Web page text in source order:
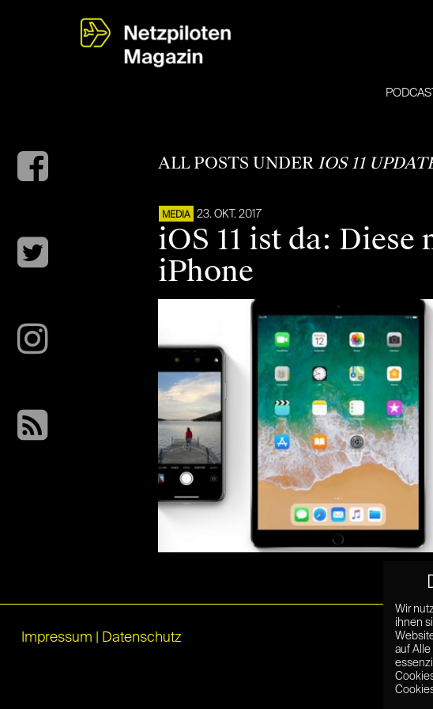
PODCAST
ALL POSTS UNDER IOS 11
MEDIA 23. OKT. 2017
iOS 11 ist da: Diese
iPhone
Impressum Datenschutz
Wir
ihnen
auf